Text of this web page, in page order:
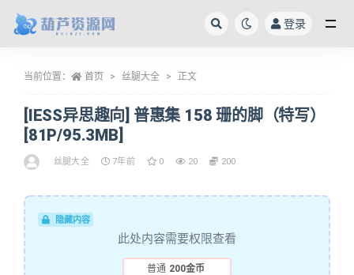
登录
当前位置： 首页 丝腿大全 正文
[IESS异思趣向] 普惠集 158 珊的脚（特写）
[81P/95.3MB]
丝腿大全 7年前 0 20 200
隐藏内容
此处内容需要权限查看
普通 200金币